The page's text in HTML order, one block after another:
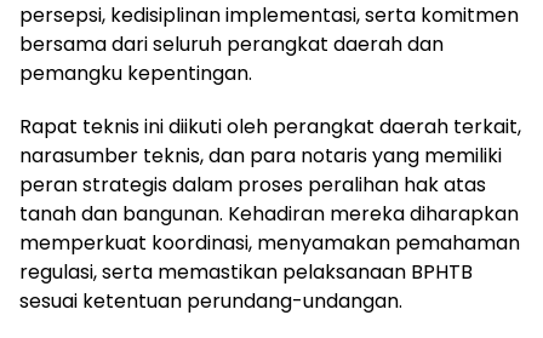
persepsi, kedisiplinan implementasi, serta komitmen
bersama dari seluruh perangkat daerah dan
pemangku kepentingan.
Rapat teknis ini diikuti oleh perangkat daerah terkait,
narasumber teknis, dan para notaris yang memiliki
peran strategis dalam proses peralihan hak atas
tanah dan bangunan. Kehadiran mereka diharapkan
memperkuat koordinasi, menyamakan pemahaman
regulasi, serta memastikan pelaksanaan BPHTB
sesuai ketentuan perundang-undangan.